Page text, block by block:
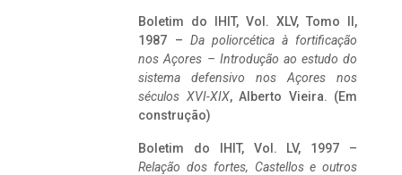
Boletim do IHIT, Vol. XLV, Tomo II,
1987 – Da poliorcética à fortificação
nos Açores – Introdução ao estudo do
sistema defensivo nos Açores nos
séculos XVI-XIX, Alberto Vieira. (Em
construção)
Boletim do IHIT, Vol. LV, 1997 –
Relação dos fortes, Castellos e outros